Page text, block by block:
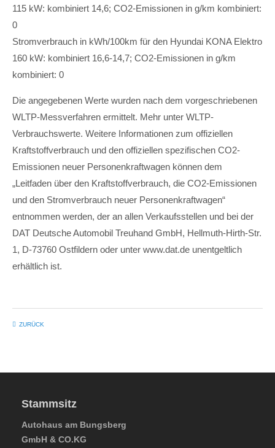
115 kW: kombiniert 14,6; CO2-Emissionen in g/km kombiniert:
0
Stromverbrauch in kWh/100km für den Hyundai KONA Elektro
160 kW: kombiniert 16,6-14,7; CO2-Emissionen in g/km
kombiniert: 0
Die angegebenen Werte wurden nach dem vorgeschriebenen
WLTP-Messverfahren ermittelt. Mehr unter WLTP-
Verbrauchswerte. Weitere Informationen zum offiziellen
Kraftstoffverbrauch und den offiziellen spezifischen CO2-
Emissionen neuer Personenkraftwagen können dem
„Leitfaden über den Kraftstoffverbrauch, die CO2-Emissionen
und den Stromverbrauch neuer Personenkraftwagen“
entnommen werden, der an allen Verkaufsstellen und bei der
DAT Deutsche Automobil Treuhand GmbH, Hellmuth-Hirth-Str.
1, D-73760 Ostfildern oder unter www.dat.de unentgeltlich
erhältlich ist.
ZURÜCK
Stammsitz
Autohaus am Bungsberg
GmbH & CO.KG